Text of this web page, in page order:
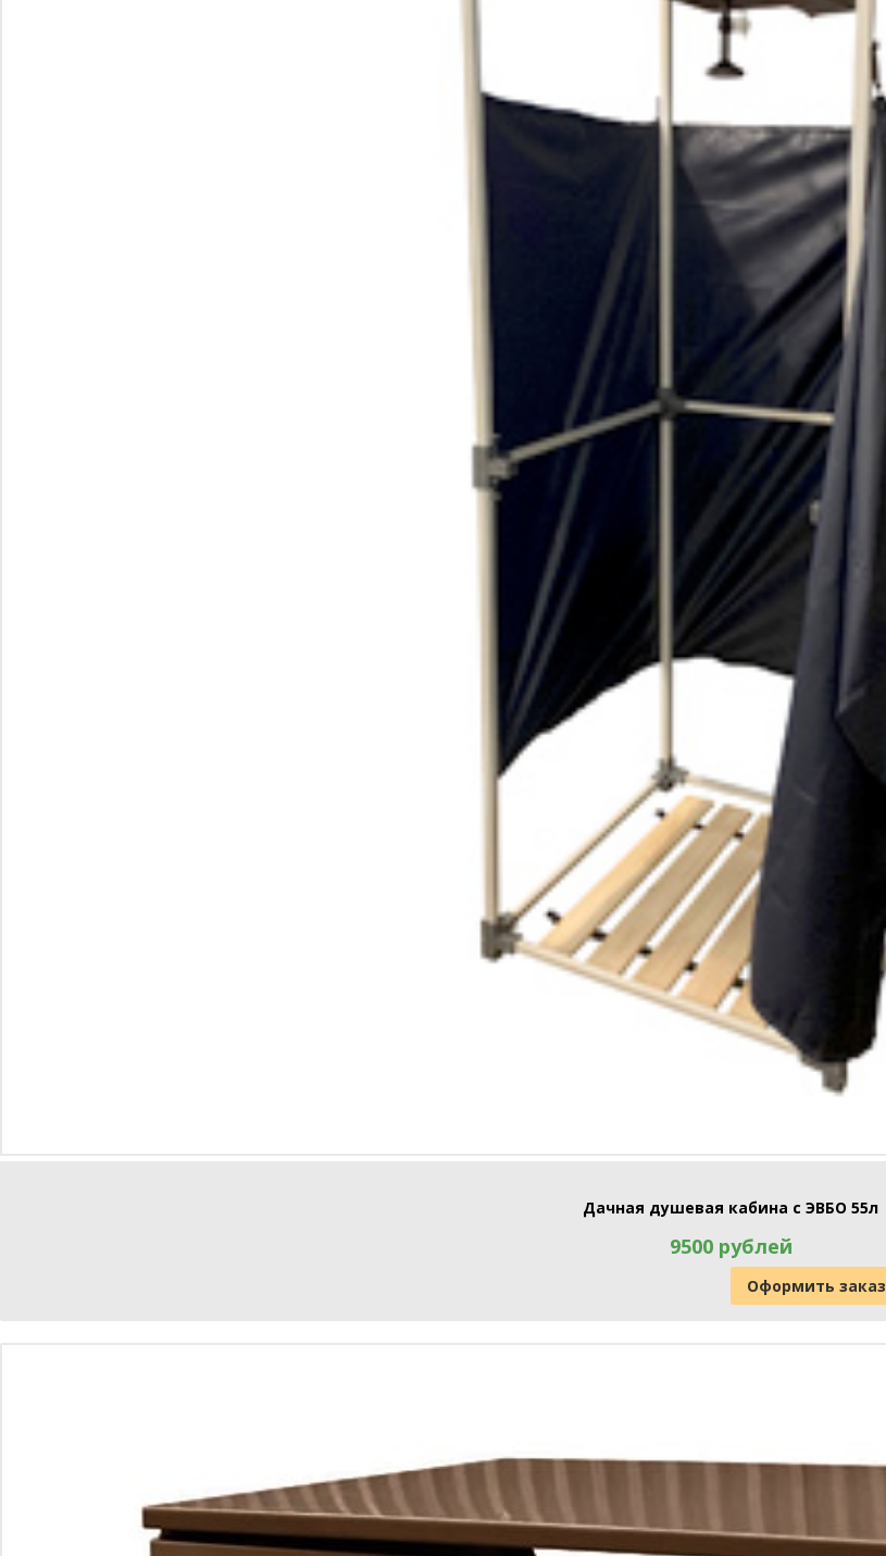
Дачная душевая кабина с ЭВБО 55л
9500 рублей
Оформить заказ